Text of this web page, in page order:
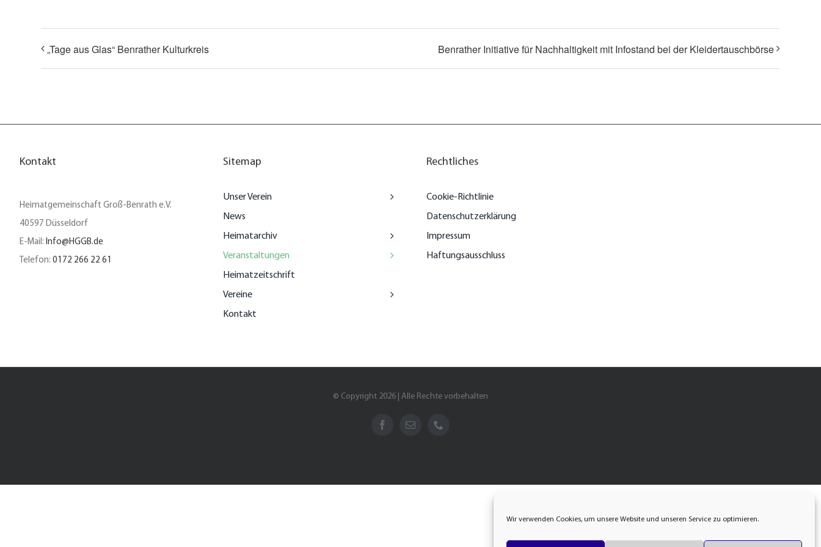
Wir verwenden Cookies, um unsere Website und unseren Service zu optimieren.
„Tage aus Glas“ Benrather Kulturkreis Benrather Initiative für Nachhaltigkeit mit Infostand bei der Kleidertauschbörse
Kontakt
Heimatgemeinschaft Groß-Benrath e.V.
40597 Düsseldorf
E-Mail: Info@HGGB.de
Telefon: 0172 266 22 61
Sitemap
Unser Verein
News
Heimatarchiv
Veranstaltungen
Heimatzeitschrift
Vereine
Kontakt
Rechtliches
Cookie-Richtlinie
Datenschutzerklärung
Impressum
Haftungsausschluss
© Copyright 2026 | Alle Rechte vorbehalten